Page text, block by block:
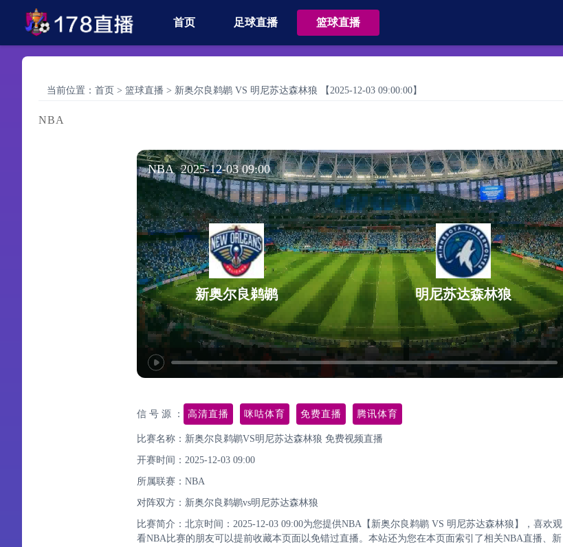
首页 足球直播 篮球直播
当前位置： 首页 > 篮球直播 > 新奥尔良鹈鹕 VS 明尼苏达森林狼 【2025-12-03 09:00:00】
NBA
NBA 2025-12-03 09:00
新奥尔良鹈鹕 明尼苏达森林狼
信 号 源 ： 高清直播 咪咕体育 免费直播 腾讯体育
比赛名称：新奥尔良鹈鹕VS明尼苏达森林狼 免费视频直播
开赛时间：2025-12-03 09:00
所属联赛： NBA
对阵双方：新奥尔良鹈鹕vs明尼苏达森林狼
比赛简介：北京时间：2025-12-03 09:00为您提供NBA【新奥尔良鹈鹕 VS 明尼苏达森林狼】，喜欢观
看NBA比赛的朋友可以提前收藏本页面以免错过直播。本站还为您在本页面索引了相关NBA直播、新